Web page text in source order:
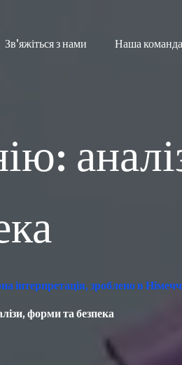
Зв'яжіться з нами Наша команда
інтерпретація, зроблено в
форми та безпека